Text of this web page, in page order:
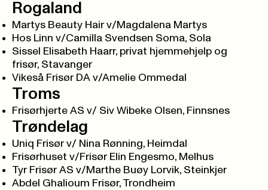
Rogaland
Martys Beauty Hair v/Magdalena Martys
Hos Linn v/Camilla Svendsen Soma, Sola
Sissel Elisabeth Haarr, privat hjemmehjelp og
frisør, Stavanger
Vikeså Frisør DA v/Amelie Ommedal
Troms
Frisørhjerte AS v/ Siv Wibeke Olsen, Finnsnes
Trøndelag
Uniq Frisør v/ Nina Rønning, Heimdal
Frisørhuset v/Frisør Elin Engesmo, Melhus
Tyr Frisør AS v/Marthe Buøy Lorvik, Steinkjer
Abdel Ghalioum Frisør, Trondheim